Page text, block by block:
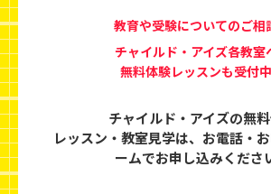
教育や受験についてのご相
チャイルド・アイズ各教室
無料体験レッスンも受付中
チャイルド・アイズの無
レッスン・教室見学は、 お電話・
ームでお申し込みくださ